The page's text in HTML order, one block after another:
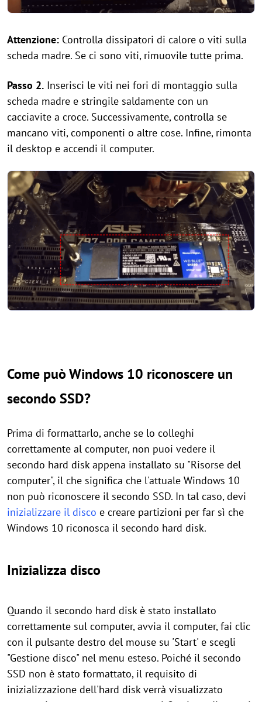
Attenzione: Controlla dissipatori di calore o viti sulla
scheda madre. Se ci sono viti, rimuovile tutte prima.
Passo 2. Inserisci le viti nei fori di montaggio sulla
scheda madre e stringile saldamente con un
cacciavite a croce. Successivamente, controlla se
mancano viti, componenti o altre cose. Infine, rimonta
il desktop e accendi il computer.
Come può Windows 10 riconoscere un
secondo SSD?
Prima di formattarlo, anche se lo colleghi
correttamente al computer, non puoi vedere il
secondo hard disk appena installato su "Risorse del
computer", il che significa che l'attuale Windows 10
non può riconoscere il secondo SSD. In tal caso, devi
inizializzare il disco e creare partizioni per far sì che
Windows 10 riconosca il secondo hard disk.
Inizializza disco
Quando il secondo hard disk è stato installato
correttamente sul computer, avvia il computer, fai clic
con il pulsante destro del mouse su 'Start' e scegli
"Gestione disco" nel menu esteso. Poiché il secondo
SSD non è stato formattato, il requisito di
inizializzazione dell'hard disk verrà visualizzato